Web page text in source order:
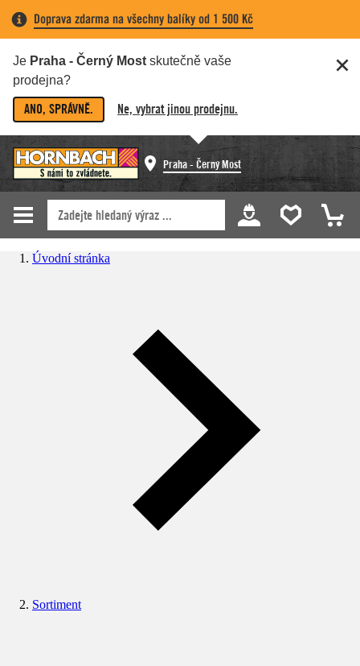
Doprava zdarma na všechny balíky od 1 500 Kč
Je Praha - Černý Most skutečně vaše
prodejna?
ANO, SPRÁVNĚ. Ne, vybrat jinou prodejnu.
Praha - Černý Most
Úvodní stránka
Sortiment